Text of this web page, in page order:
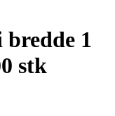
1
stk